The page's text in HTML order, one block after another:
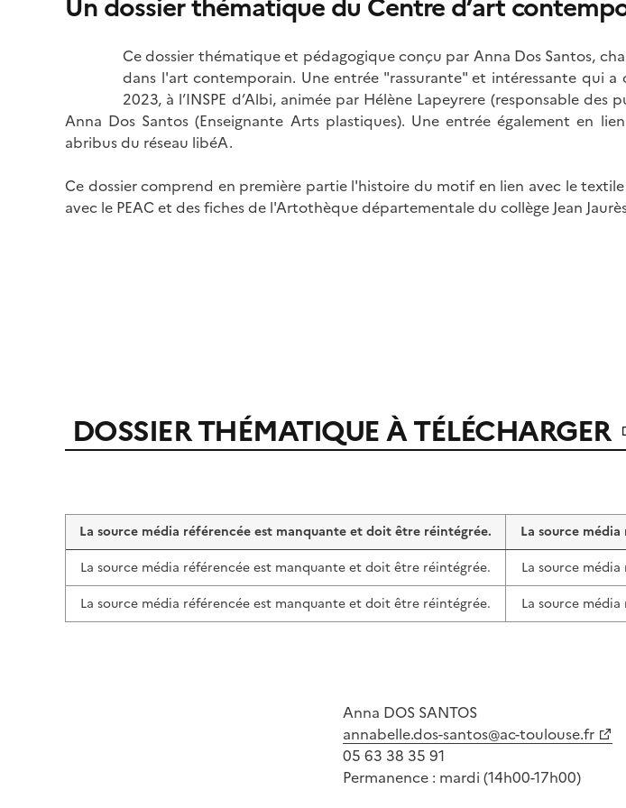
Un dossier thématique du Centre d’art
ImageCe dossier thématique et pédagogique conçu par Anna Dos Santos,
dans l'art contemporain. Une entrée "rassurante" et intéressante qui
2023, à l’INSPE d’Albi, animée par Hélène Lapeyrere (responsable
Anna Dos Santos (Enseignante Arts plastiques). Une entrée également en
abribus du réseau libéA.
Ce dossier comprend en première partie l'histoire du motif en lien avec le
avec le PEAC et des fiches de l'Artothèque départementale du collège Jean
DOSSIER THÉMATIQUE À TÉLÉCHARGER
La source média référencée est manquante et doit être réintégrée. La source
La source média référencée est manquante et doit être réintégrée.
La source
La source média référencée est manquante et doit être réintégrée.
La source
Anna DOS SANTOS
annabelle.dos-santos@ac-toulouse.fr
05 63 38 35 91
Permanence : mardi (14h00-17h00)